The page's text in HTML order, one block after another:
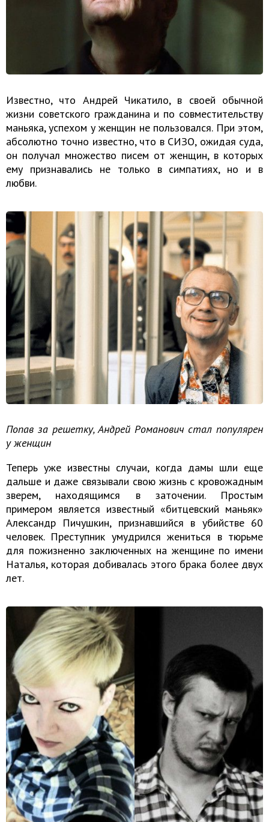
Известно, что Андрей Чикатило, в своей обычной
жизни советского гражданина и по совместительству
маньяка, успехом у женщин не пользовался. При этом,
абсолютно точно известно, что в СИЗО, ожидая суда,
он получал множество писем от женщин, в которых
ему признавались не только в симпатиях, но и в
любви.
Попав за решетку, Андрей Романович стал популярен
у женщин
Теперь уже известны случаи, когда дамы шли еще
дальше и даже связывали свою жизнь с кровожадным
зверем, находящимся в заточении. Простым
примером является известный «битцевский маньяк»
Александр Пичушкин, признавшийся в убийстве 60
человек. Преступник умудрился жениться в тюрьме
для пожизненно заключенных на женщине по имени
Наталья, которая добивалась этого брака более двух
лет.